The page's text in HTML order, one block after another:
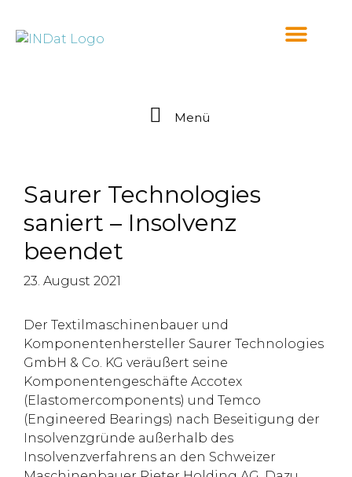
Menü
Saurer Technologies
saniert – Insolvenz
beendet
23. August 2021
Der Textilmaschinenbauer und
Komponentenhersteller Saurer Technologies
GmbH & Co. KG veräußert seine
Komponentengeschäfte Accotex
(Elastomercomponents) und Temco
(Engineered Bearings) nach Beseitigung der
Insolvenzgründe außerhalb des
Insolvenzverfahrens an den Schweizer